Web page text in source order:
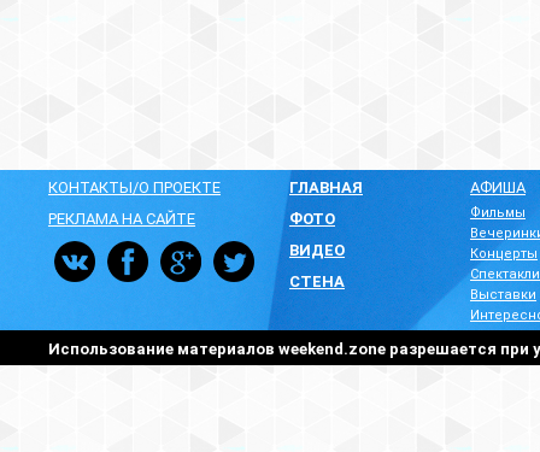
КОНТАКТЫ/О ПРОЕКТЕ
РЕКЛАМА НА САЙТЕ
ГЛАВНАЯ
ФОТО
ВИДЕО
СТЕНА
АФИША
Фильмы
Концерты
Спектакли
Выставки
Использование материалов weekend.zone разрешается